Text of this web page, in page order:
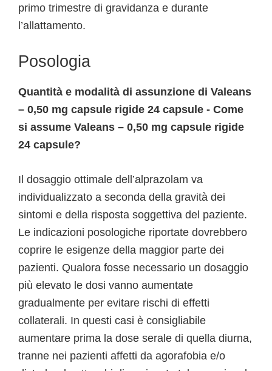
primo trimestre di gravidanza e durante
l’allattamento.
Posologia
Quantità e modalità di assunzione di Valeans
– 0,50 mg capsule rigide 24 capsule - Come
si assume Valeans – 0,50 mg capsule rigide
24 capsule?
Il dosaggio ottimale dell’alprazolam va
individualizzato a seconda della gravità dei
sintomi e della risposta soggettiva del paziente.
Le indicazioni posologiche riportate dovrebbero
coprire le esigenze della maggior parte dei
pazienti. Qualora fosse necessario un dosaggio
più elevato le dosi vanno aumentate
gradualmente per evitare rischi di effetti
collaterali. In questi casi è consigliabile
aumentare prima la dose serale di quella diurna,
tranne nei pazienti affetti da agorafobia e/o